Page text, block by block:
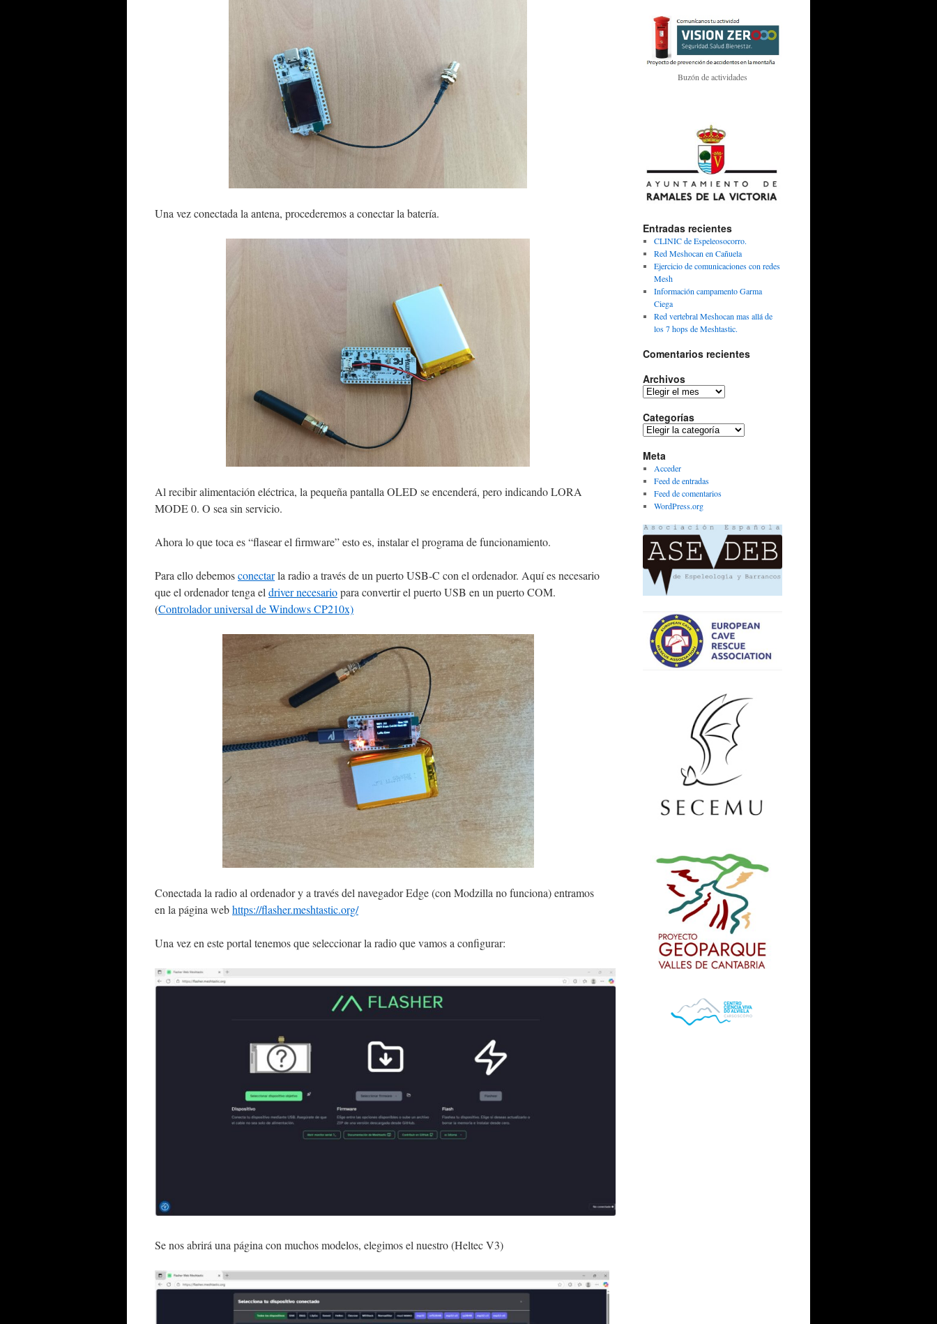
Una vez conectada la antena, procederemos a conectar la batería.
Al recibir alimentación eléctrica, la pequeña pantalla OLED se encenderá, pero indicando LORA
MODE 0. O sea sin servicio.
Ahora lo que toca es “flasear el firmware” esto es, instalar el programa de funcionamiento.
Para ello debemosconectarla radio a través de un puerto USB-C con el ordenador. Aquí es necesario
que el ordenador tenga el driver necesariopara convertir el puerto USB en un puerto COM.
(Controlador universal de Windows CP210x)
Conectada la radio al ordenador y a través del navegador Edge (con Modzilla no funciona) entramos
en la página webhttps://flasher.meshtastic.org/
Una vez en este portal tenemos que seleccionar la radio que vamos a configurar:
Se nos abrirá una página con muchos modelos, elegimos el nuestro (Heltec V3)
Buzón de actividades
Entradas recientes
CLINIC de Espeleosocorro.
Red Meshocan en Cañuela
Ejercicio de comunicaciones con redes
Mesh
Información campamento Garma
Ciega
Red vertebral Meshocan mas allá de
los 7 hops de Meshtastic.
Comentarios recientes
Archivos
Archivos
Categorías
Categorías
Meta
Acceder
Feed de entradas
Feed de comentarios
WordPress.org